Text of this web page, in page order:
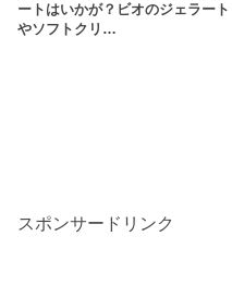
ートはいかが？ビオのジェラート
やソフトクリ…
スポンサードリンク